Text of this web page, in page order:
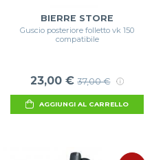
BIERRE STORE
Guscio posteriore folletto vk 150
compatibile
23,00 € 37,00 €
AGGIUNGI AL CARRELLO